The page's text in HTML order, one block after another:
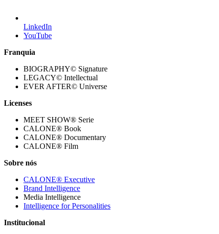
LinkedIn
YouTube
Franquia
BIOGRAPHY© Signature
LEGACY© Intellectual
EVER AFTER© Universe
Licenses
MEET SHOW® Serie
CALONE® Book
CALONE® Documentary
CALONE® Film
Sobre nós
CALONE® Executive
Brand Intelligence
Media Intelligence
Intelligence for Personalities
Institucional